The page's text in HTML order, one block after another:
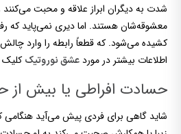
شدت به دیگران ابراز علاقه و محبت می‌کنند
معشوقه‌شان هستند. اما دیری نمی‌پاید که
کشیده می‌شود. که قطعاً رابطه را وارد
اطلاعات بیشتر در موردعشق نوروتیک کلیک
حسادت افراطی یا بیش از
شاید گاهی برای فردی پیش می‌آید